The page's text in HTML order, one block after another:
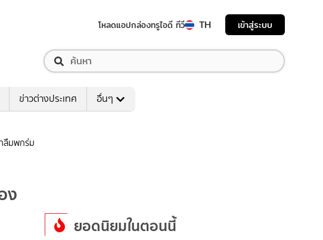
โหลดแอปกล่องทรูไอดี ทีวี TH เข้าสู่ระบบ
ข่าวต่างประเทศ อื่นๆ
ลืมพกร่ม
ง
ยอดนิยมในตอนนี้